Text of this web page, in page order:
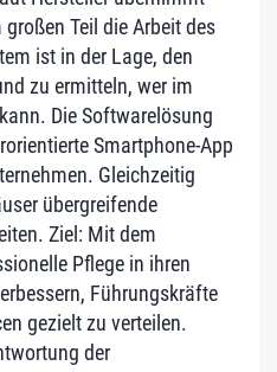
Teil die Arbeit des
ist in der Lage, den
zu ermitteln, wer im
Die Softwarelösung
Smartphone-App
Gleichzeitig
übergreifende
Ziel: Mit dem
Pflege in ihren
Führungskräfte
gezielt zu verteilen.
der